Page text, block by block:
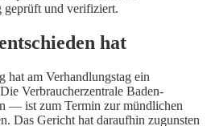
geprüft und verifiziert.
hat
hat am Verhandlungstag ein
Verbraucherzentrale Baden-
— ist zum Termin zur mündlichen
Das Gericht hat daraufhin zugunsten